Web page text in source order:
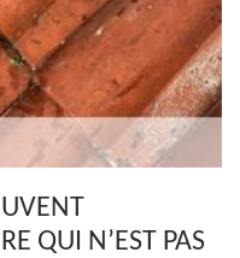
QUI N’EST PAS